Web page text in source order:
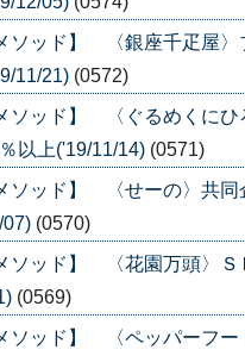
メソッド】 〈銀座千疋屋〉
11/21) (0572)
メソッド】 〈ぐるめくにひ
以上('19/11/14) (0571)
メソッド】 〈せーの〉共同
07) (0570)
メソッド】 〈花園万頭〉Ｓ
(0569)
メソッド】 〈ペッパーフー